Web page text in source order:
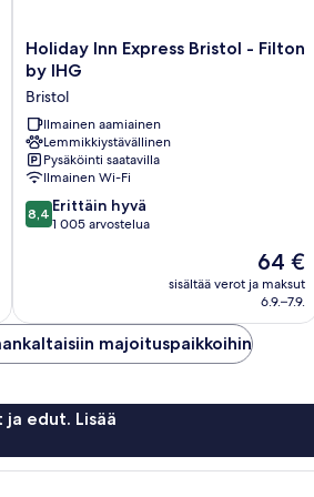
Holiday
Inn
Express
Bristol
-
Filton
by
IHG
Bristol
Holiday Inn Express Bristol - Filton
by IHG
Bristol
Ilmainen aamiainen
Lemmikkiystävällinen
Pysäköinti saatavilla
Ilmainen Wi-Fi
8.4
kautta
arvostelua
8,4 Erittäin hyvä
1 005 arvostelua
Hinta
on
64 €
64 €
sisältää verot ja maksut
6.9.–7.9.
majoituspaikkoihin
edut. Lisää